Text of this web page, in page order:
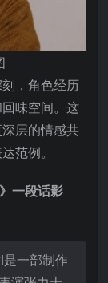
，角色经历
味空间。这
层的情感共
范例。
一段话影
一部制作